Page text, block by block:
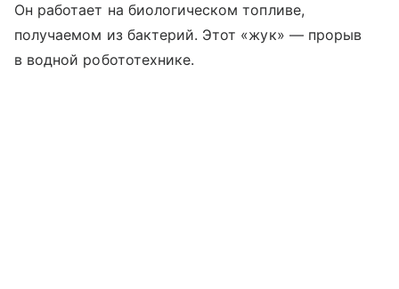
Он работает на биологическом топливе,
получаемом из бактерий. Этот «жук» — прорыв
в водной робототехнике.